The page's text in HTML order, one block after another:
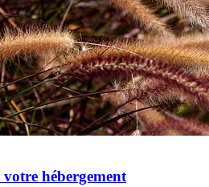
hébergement